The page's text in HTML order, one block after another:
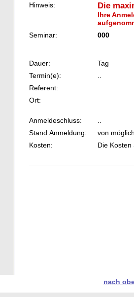
Hinweis: Die
Ihre
Seminar:
000
Dauer:
Tag
Termin(e):
Referent:
Ort:
Anmeldeschluss:
Stand Anmeldung:
von
Kosten:
Die
nach